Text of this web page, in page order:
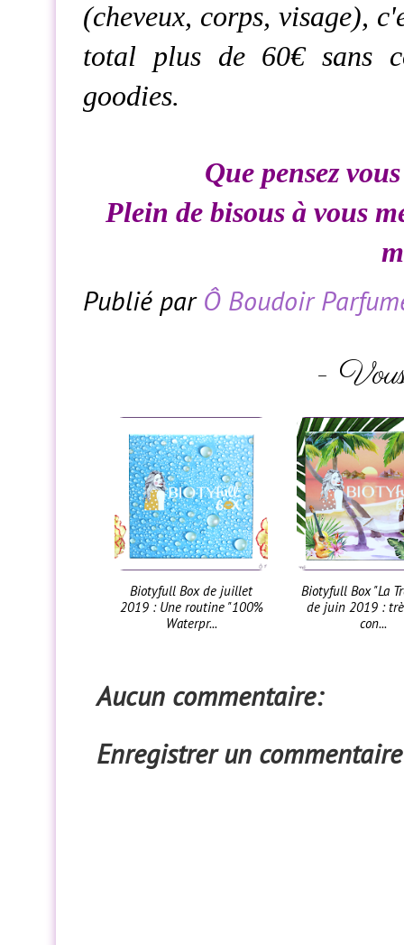
(cheveux, corps, visage),
total plus de 60€ sans
goodies.
Que pensez
Plein de bisous à vous
Publié par Ô Boudoir
-
Biotyfull Box de juillet
2019 : Une routine "100%
Waterpr...
Biotyfull Box "La
de juin 2019 :
con...
Aucun commentaire:
Enregistrer un commentaire